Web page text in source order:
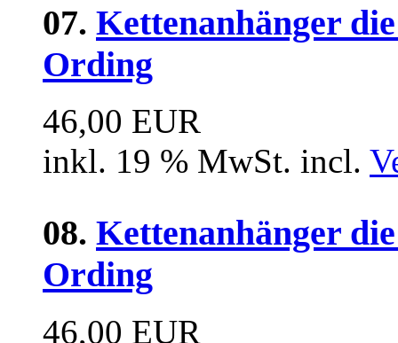
07. Kettenanhänger
Ording
46,00 EUR
inkl. 19 % MwSt. incl.
08. Kettenanhänger
Ording
46,00 EUR